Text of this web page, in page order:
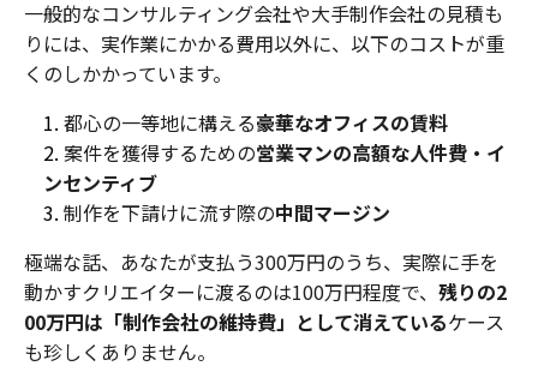
一般的なコンサルティング会社や大手制作会社の見積も
りには、実作業にかかる費用以外に、以下のコストが重
くのしかかっています。
都心の一等地に構える豪華なオフィスの賃料
案件を獲得するための営業マンの高額な人件費・イ
ンセンティブ
制作を下請けに流す際の中間マージン
極端な話、あなたが支払う300万円のうち、実際に手を
動かすクリエイターに渡るのは100万円程度で、 残りの2
00万円は「制作会社の維持費」として消えているケース
も珍しくありません。